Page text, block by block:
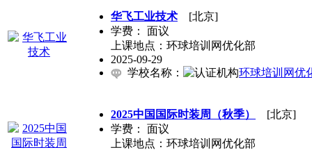
华飞工业技术 [北京]
学费： 面议
上课地点：环球培训网优化部
2025-09-29
学校名称：
环球培训网优
2025中国国际时装周（秋季）
[北京]
学费： 面议
上课地点：环球培训网优化部